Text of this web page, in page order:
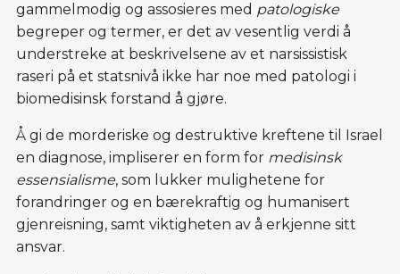
gammelmodig og assosieres med patologiske
begreper og termer, er det av vesentlig verdi å
understreke at beskrivelsene av et narsissistisk
raseri på et statsnivå ikke har noe med patologi i
biomedisinsk forstand å gjøre.
Å gi de morderiske og destruktive kreftene til Israel
en diagnose, impliserer en form for medisinsk
essensialisme, som lukker mulighetene for
forandringer og en bærekraftig og humanisert
gjenreisning, samt viktigheten av å erkjenne sitt
ansvar.